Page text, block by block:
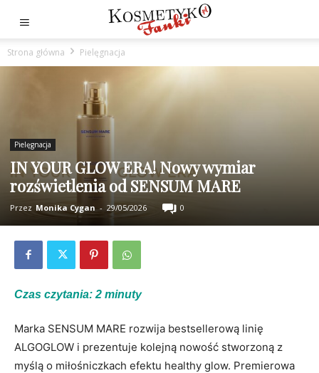
Strona główna Pielęgnacja
Pielęgnacja
IN YOUR GLOW ERA! Nowy wymiar
rozświetlenia od SENSUM MARE
Przez Monika Cygan - 29/05/2026 0
Czas czytania: 2 minuty
Marka SENSUM MARE rozwija bestsellerową linię
ALGOGLOW i prezentuje kolejną nowość stworzoną z
myślą o miłośniczkach efektu healthy glow. Premierowa